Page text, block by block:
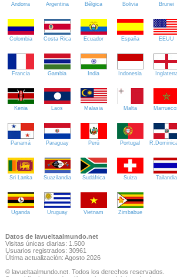
Andorra Argentina Bélgica Bolivia Brunei
Colombia Costa Rica Ecuador España EEUU
Francia Gambia India Indonesia
Kenia Laos Malasia Malta
Panamá Paraguay Perú Portugal
Sri Lanka Suazilandia Sudáfrica Suiza Tailandia
Uganda Uruguay Vietnam Zimbabue
Datos de lavueltaalmundo.net
Visitas únicas diarias: 1.500
Usuarios registrados: 30961
Última actualización: Agosto 2026
© lavueltaalmundo.net. Todos los derechos reservados.